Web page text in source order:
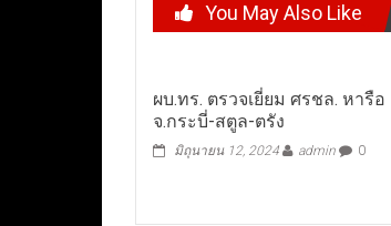
You May Also Like
ผบ.ทร. ตรวจเยี่ยม ศรชล. หารือ
จ.กระบี่-สตูล-ตรัง
มิถุนายน 12, 2024 admin 0